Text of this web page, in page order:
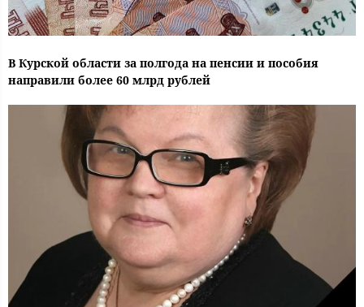
В Курской области за полгода на пенсии и пособия
направили более 60 млрд рублей